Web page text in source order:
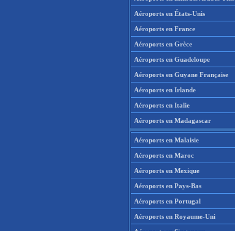
Aéroports en États-Unis
Aéroports en France
Aéroports en Grèce
Aéroports en Guadeloupe
Aéroports en Guyane Française
Aéroports en Irlande
Aéroports en Italie
Aéroports en Madagascar
Aéroports en Malaisie
Aéroports en Maroc
Aéroports en Mexique
Aéroports en Pays-Bas
Aéroports en Portugal
Aéroports en Royaume-Uni